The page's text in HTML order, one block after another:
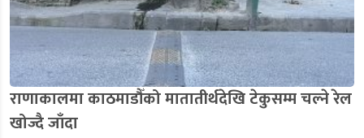
राणाकालमा काठमाडौँको मातातीर्थदेखि टेकुसम्म चल्ने रेल
खोज्दै जाँदा